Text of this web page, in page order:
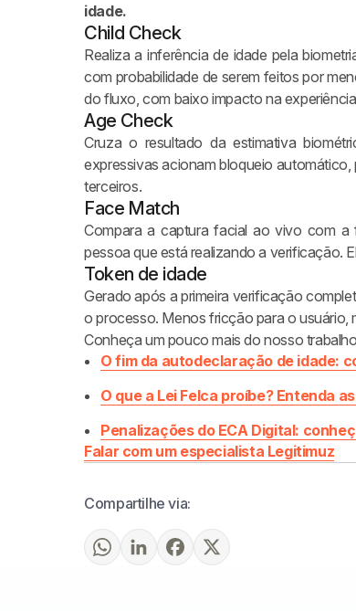
idade.
Child Check
Realiza a inferência de idade pela
com probabilidade de serem feitos por
do fluxo, com baixo impacto na
Age Check
Cruza o resultado da estimativa
expressivas acionam bloqueio
terceiros.
Face Match
Compara a captura facial ao vivo com
pessoa que está realizando a verificação.
Token de idade
Gerado após a primeira verificação
o processo. Menos fricção para o
Conheça um pouco mais do nosso
O fim da autodeclaração de idade:
O que a Lei Felca proíbe? Entenda
Penalizações do ECA Digital:
Falar com um especialista Legitimuz
Compartilhe via: